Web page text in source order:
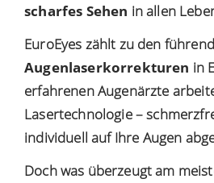
scharfes Sehen in allen
EuroEyes zählt zu den
Augenlaserkorrekturen in
erfahrenen Augenärzte
Lasertechnologie –
individuell auf Ihre Augen
Doch was überzeugt am